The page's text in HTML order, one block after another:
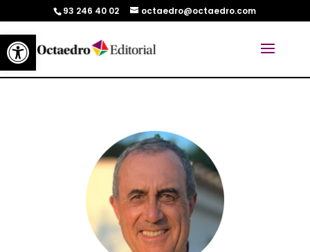
Abrir barra de herramientas
93 246 40 02 octaedro@octaedro.com